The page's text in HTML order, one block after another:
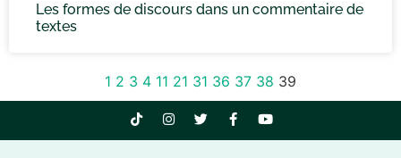
Les formes de discours dans un commentaire de
textes
1 2 3 4 11 21 31 36 37 38 39